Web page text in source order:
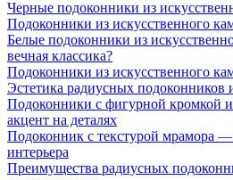
Черные подоконники из
Подоконники из искусственного
Белые подоконники из
вечная классика?
Подоконники из искусственного
Эстетика радиусных подоконников
Подоконники с фигурной кромкой
акцент на деталях
Подоконник с текстурой мрамора —
интерьера
Преимущества радиусных